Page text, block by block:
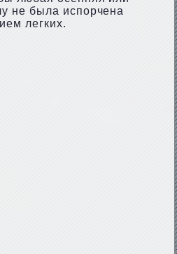
не была испорчена
легких.